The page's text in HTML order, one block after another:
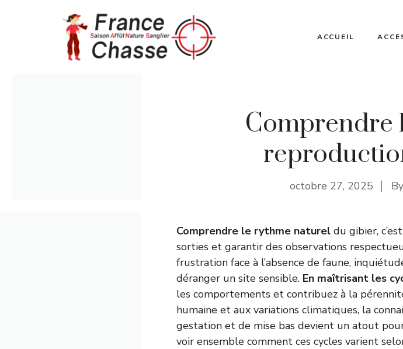
ACCUEIL
Comprendre
octobre 27, 2025 By
Comprendre le rythme naturel du gibier,
sorties et garantir des observations
frustration face à l’absence de faune,
déranger un site sensible. En maîtrisant les
les comportements et contribuez à la
humaine et aux variations climatiques, la
gestation et de mise bas devient un atout
voir ensemble comment ces cycles varient